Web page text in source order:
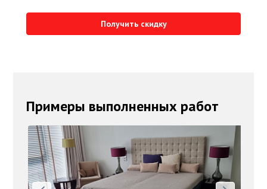
Получить скидку
Примеры выполненных работ